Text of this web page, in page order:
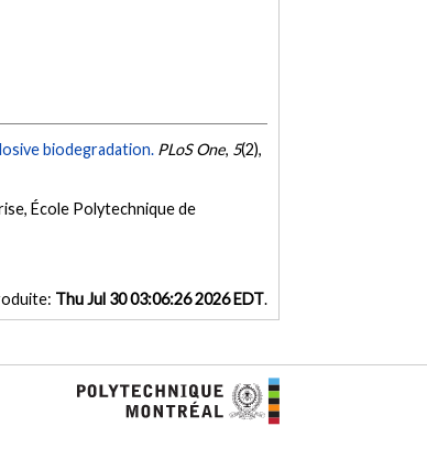
biodegradation. PLoS One, 5(2),
École Polytechnique de
Thu Jul 30 03:06:26 2026 EDT.